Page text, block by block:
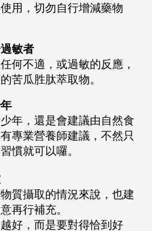
用，切勿自行增減藥物
敏者
何不適，或過敏的反應，
苦瓜胜肽萃取物。
年，還是會建議由自然食
專業營養師建議，不然只
慣就可以囉。
質攝取的情況來說，也建
再行補充。
好，而是要對得恰到好